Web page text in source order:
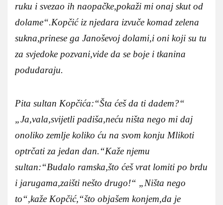
ruku i svezao ih naopačke,pokaži mi onaj skut od
dolame“.Kopčić iz njedara izvuče komad zelena
sukna,prinese ga Janoševoj dolami,i oni koji su tu
za svjedoke pozvani,vide da se boje i tkanina
podudaraju.
Pita sultan Kopčića:“Šta ćeš da ti dadem?“
„Ja,vala,svijetli padiša,neću ništa nego mi daj
onoliko zemlje koliko ću na svom konju Mlikoti
optrčati za jedan dan.“Kaže njemu
sultan:“Budalo ramska,što ćeš vrat lomiti po brdu
i jarugama,zaišti nešto drugo!“ „Ništa nego
to“,kaže Kopčić,“što objašem konjem,da je